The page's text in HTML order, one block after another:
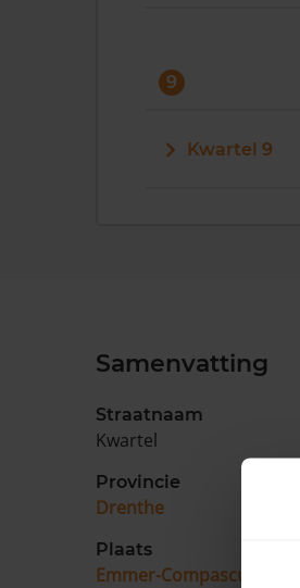
9
Kwartel 9
Samenvatting
Straatnaam
Kwartel
Provincie
Drenthe
Plaats
Emmer-Compascuum